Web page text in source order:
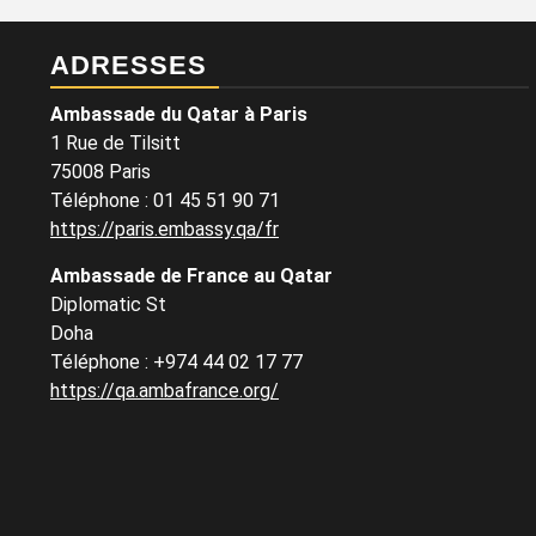
ADRESSES
Ambassade du Qatar à Paris
1 Rue de Tilsitt
75008 Paris
Téléphone : 01 45 51 90 71
https://paris.embassy.qa/fr
Ambassade de France au Qatar
Diplomatic St
Doha
Téléphone : +974 44 02 17 77
https://qa.ambafrance.org/